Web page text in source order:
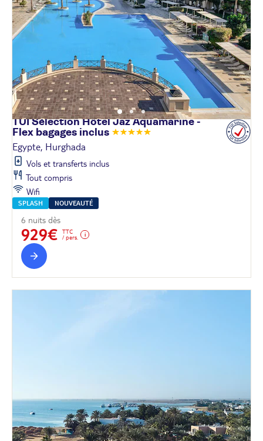
TUI Sélection Hôtel Jaz Aquamarine -
Flex bagages inclus
Egypte, Hurghada
Vols et transferts inclus
Tout compris
Wifi
SPLASH NOUVEAUTÉ
6 nuits dès
929€
TTC
/ pers.